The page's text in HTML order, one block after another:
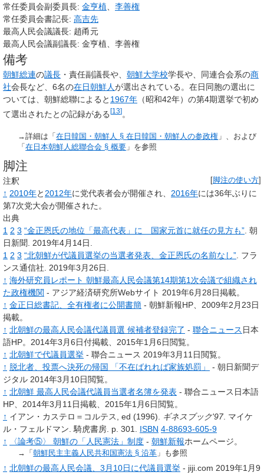
常任委員会副委員長: 金亨植
李善権
常任委員会書記長: 高吉先
最高人民会議議長: 趙甬元
最高人民会議副議長: 金亨植、李善権
備考
朝鮮総連の議長 ・責任副議長や、 朝鮮大学校学長や、同連合会系の商
社会長など、6名の在日朝鮮人が選出されている。在日同胞の選出に
ついては、朝鮮総聯によると 1967年 （昭和42年）の第4期選挙で初め
て選出されたとの記録がある [13] 。
→詳細は「在日韓国・朝鮮人 § 在日韓国・朝鮮人の参政権 」、および
「在日本朝鮮人総聯合会 § 概要 」を参照
脚注
[脚注の使い方]
注釈
↑ 2010年と 2012年に党代表者会が開催され、 2016年には36年ぶりに
第7次党大会が開催された。
出典
1 2 3 “金正恩氏の地位「最高代表」に 国家元首に就任の見方も” . 朝
日新聞. 2019年4月14日.
1 2 3 “北朝鮮が代議員選挙の当選者発表、金正恩氏の名前なし” . フラ
ンス通信社. 2019年3月26日.
↑ 海外研究員レポート 朝鮮最高人民会議第14期第1次会議で組織され
た政権機関 - アジア経済研究所Webサイト 2019年6月28日掲載。
↑ 金正日総書記、全有権者に公開書簡 - 朝鮮新報HP、2009年2月23日
掲載。
↑ 北朝鮮の最高人民会議代議員選 候補者登録完了 - 聯合ニュース 日本
語HP。2014年3月6日付掲載、2015年1月6日閲覧。
↑ 北朝鮮で代議員選挙 - 聯合ニュース 2019年3月11日閲覧。
↑ 脱北者、投票へ決死の帰国 「不在ばれれば家族処罰」
- 朝日新聞デ
ジタル 2014年3月10日閲覧。
↑ 北朝鮮 最高人民会議代議員当選者名簿を発表 - 聯合ニュース日本語
HP、2014年3月11日掲載、2015年1月6日閲覧。
↑ イアン・カステロ＝コルテス, ed (1996). ギネスブック'97. マイケ
ル・フェルドマン. 騎虎書房. p. 301. ISBN 4-88693-605-9
↑
〈論考⑤〉 朝鮮の「人民憲法」制度 - 朝鮮新報ホームページ。
→「朝鮮民主主義人民共和国憲法 § 沿革 」も参照
↑ 北朝鮮の最高人民会議、3月10日に代議員選挙 - jiji.com 2019年1月9